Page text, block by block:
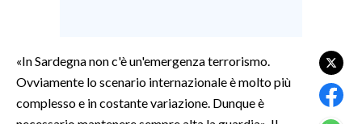
NOTIZIE
EVENTI
«In Sardegna non c'è un'emergenza terrorismo.
Ovviamente lo scenario internazionale è molto più
complesso e in costante variazione. Dunque è